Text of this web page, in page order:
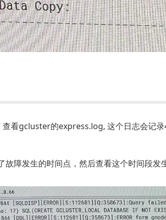
看gcluster的express.log, 这个日志会记录
故障发生的时间点，然后查看这个时间段发